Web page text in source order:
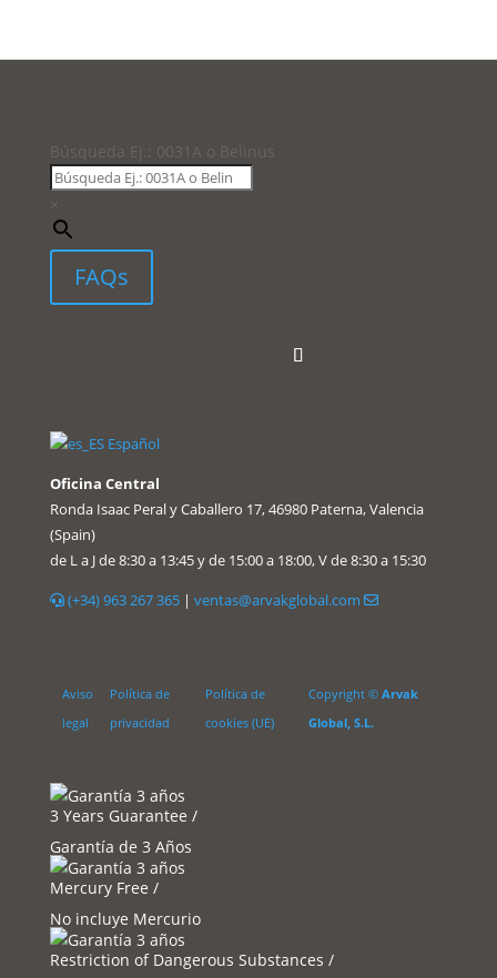
Búsqueda Ej.: 0031A o Belinus
×
FAQs
Español
Oficina Central
Ronda Isaac Peral y Caballero 17, 46980 Paterna, Valencia
(Spain)
de L a J de 8:30 a 13:45 y de 15:00 a 18:00, V de 8:30 a 15:30
(+34) 963 267 365| ventas@arvakglobal.com
Aviso
legal
Política de
privacidad
Política de
cookies (UE)
Copyright © Arvak
Global, S.L.
3 Years Guarantee /
Garantía de 3 Años
Mercury Free /
No incluye Mercurio
Restriction of Dangerous Substances /